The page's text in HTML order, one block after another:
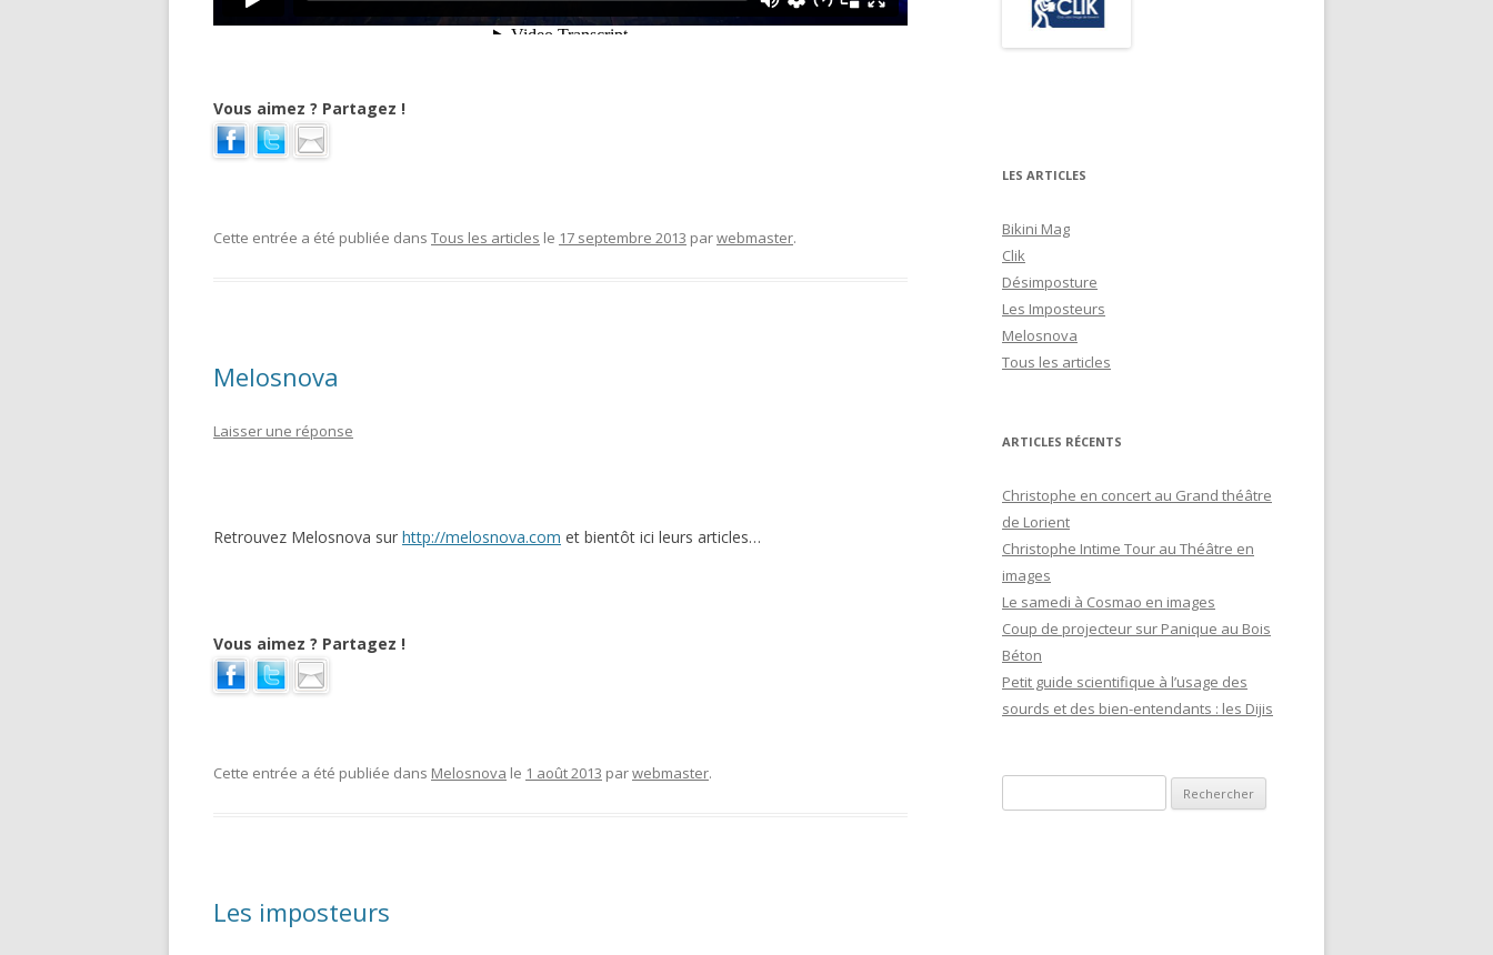
Vous aimez ? Partagez !
Cette entrée a été publiée dans Tous les articles le 17 septembre 2013 parwebmaster.
Melosnova
Laisser une réponse
Retrouvez Melosnova sur http://melosnova.com et bientôt ici leurs articles…
Vous aimez ? Partagez !
Cette entrée a été publiée dans Melosnova le 1 août 2013 parwebmaster.
Les imposteurs
LES ARTICLES
Bikini Mag
Clik
Désimposture
Les Imposteurs
Melosnova
Tous les articles
ARTICLES RÉCENTS
Christophe en concert au Grand théâtre
de Lorient
Christophe Intime Tour au Théâtre en
images
Le samedi à Cosmao en images
Coup de projecteur sur Panique au Bois
Béton
Petit guide scientifique à l’usage des
sourds et des bien-entendants : les Dijis